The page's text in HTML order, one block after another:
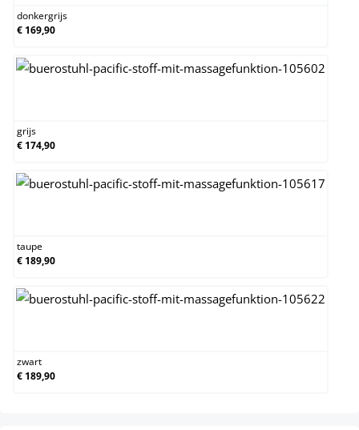
donkergrijs
€ 169,90
grijs
€ 174,90
taupe
€ 189,90
zwart
€ 189,90